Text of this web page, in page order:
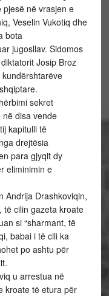
në vrasjen e
Veselin Vukotiq dhe
bota
jugosllav. Sidomos
Josip Broz
sekret
disa vende
kapitulli të
drejtësia
para gjyqit dy
eliminimin e
Andrija Drashkoviqin,
të cilin gazeta kroate
si “sharmant, të
babai i të cili ka
po ashtu për
u arrestua në
kroate të etura për